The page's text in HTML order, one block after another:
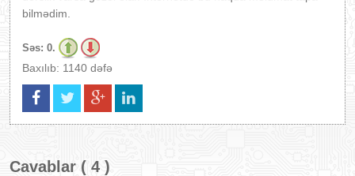
bilmədim.
Səs: 0.
Baxılıb: 1140 dəfə
Cavablar ( 4 )